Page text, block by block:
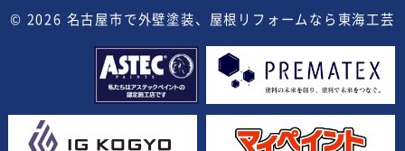
© 2026 名古屋市で外壁塗装、屋根リフォームなら東海工芸